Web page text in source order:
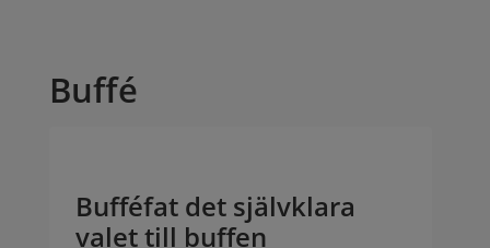
Buffé
Bufféfat det självklara
valet till buffen